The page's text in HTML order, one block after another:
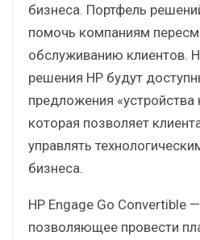
бизнеса. Портфель
помочь компаниям
обслуживанию клиентов.
решения HP будут
предложения «устройства
которая позволяет
управлять
бизнеса.
HP Engage Go Convertible
позволяющее провести